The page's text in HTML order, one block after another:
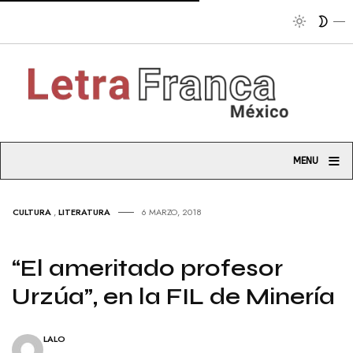
MENU ≡
CULTURA ,LITERATURA 6 MARZO, 2018
“El ameritado profesor
Urzúa”, en la FIL de Minería
LALO